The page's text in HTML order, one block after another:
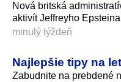
Nová britská
aktivít Jeffreyho
minulý týždeň
Najlepšie tipy na
Zabudnite na prebdené